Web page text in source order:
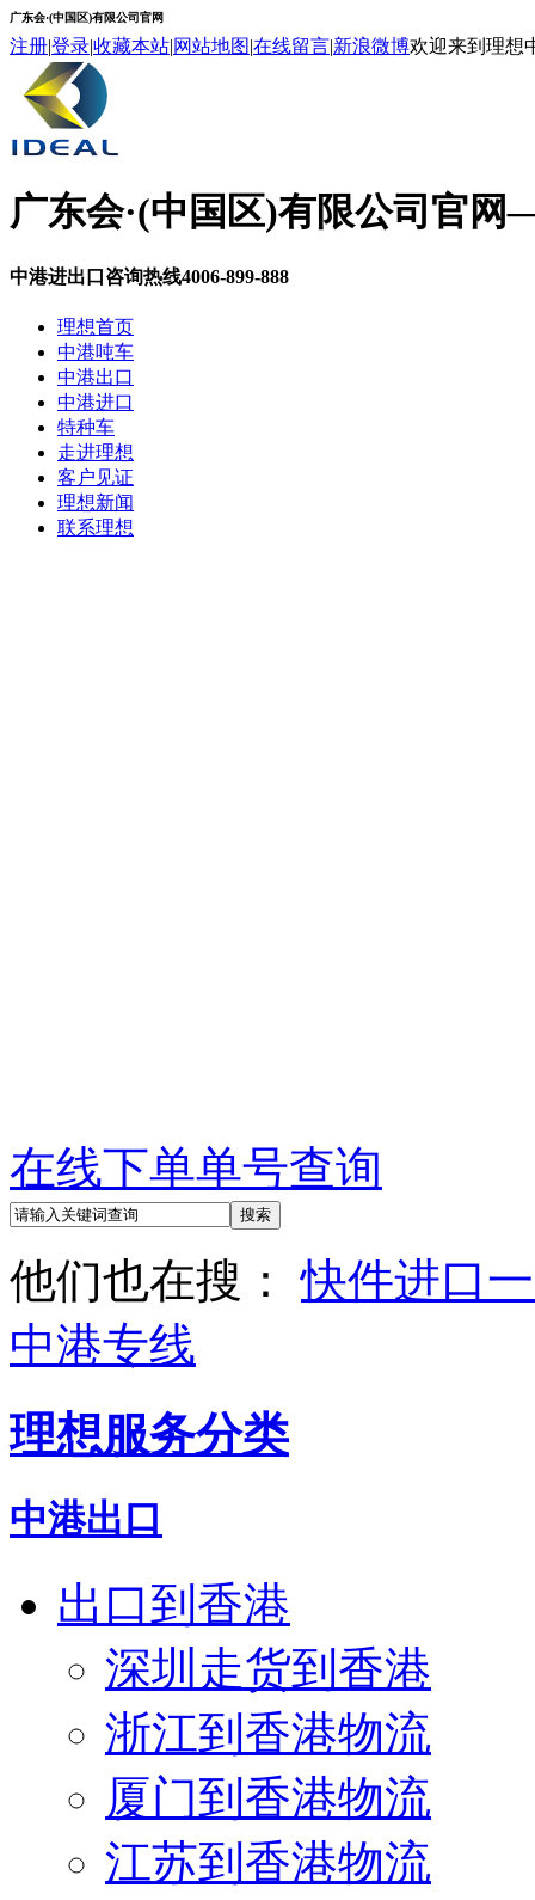
广东会·(中国区)有限公司官网
注册|登录|收藏本站|网站地图|在线留言|新浪微博欢迎来到理想
广东会·(中国区)有限公司官网
中港进出口咨询热线4006-899-888
理想首页
中港吨车
中港出口
中港进口
特种车
走进理想
客户见证
理想新闻
联系理想
在线下单单号查询
他们也在搜：快件进口
中港专线
理想服务分类
中港出口
出口到香港
深圳走货到香港
浙江到香港物流
厦门到香港物流
江苏到香港物流